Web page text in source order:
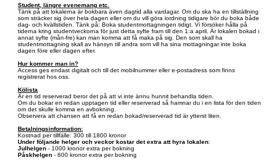
Student, längre evenemang etc.
Tänk på att lokalerna är bokbara även dagtid alla vardagar. Om du ska ha en tillställning
som sträcker sig över hela dagen eller om du vill göra iordning tidigare bör du boka både
dag- och kvällstiden. Tänk på: Boka studentmottagningen tidigt. Vi försöker hålla på
tiderna kring studentveckorna för just detta syfte fram till den 1:a april. Är lokalen bokad i
annat syfte (mån-fre) kan man komma att få maka på sig. Den som skall ha
studentmottagning skall av hänsyn till andra som vill ha sina mottagningar inte boka
dagen före eller dagen efter.
Hur kommer man in?
Access ges endast digitalt och till det mobilnummer eller e-postadress som finns
registrerat hos oss.
Kölista
Är en tid reserverad beror det på att vi inte ännu hunnit behandla tiden.
Om du bokar en redan upptagen tid eller reserverad så hamnar du i en lista för den tiden
om det skulle komma en avbokning.
Observera att chansen att få en redan bokad/reserverad tid är ytterst liten.
Betalningsinformation:
Kostnad per tillfälle: 300 till 1800 kronor
Under följande helger och veckor kostar det extra att hyra lokalen:
Julhelgen - 1000 kronor extra per bokning
Påskhelgen - 600 kronor extra per bokning